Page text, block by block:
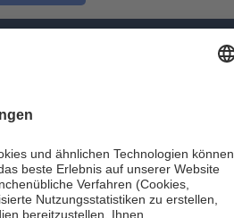
GmbH. Alle Rechte